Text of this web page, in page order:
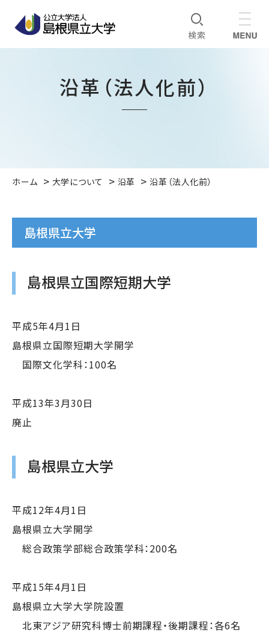
沿革（法人化前）
ホーム 大学について 沿革 沿革（法人化前）
島根県立大学
島根県立国際短期大学
平成5年4月1日
島根県立国際短期大学開学
国際文化学科：100名
平成13年3月30日
廃止
島根県立大学
平成12年4月1日
島根県立大学開学
総合政策学部総合政策学科：200名
平成15年4月1日
島根県立大学大学院設置
北東アジア研究科博士前期課程・後期課程：各6名